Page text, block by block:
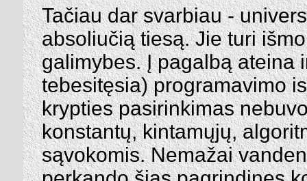
Tačiau dar svarbiau -
absoliučią tiesą. Jie turi
galimybes. Į pagalbą ateina
tebesitęsia) programavimo
krypties pasirinkimas
konstantų, kintamųjų,
sąvokomis. Nemažai